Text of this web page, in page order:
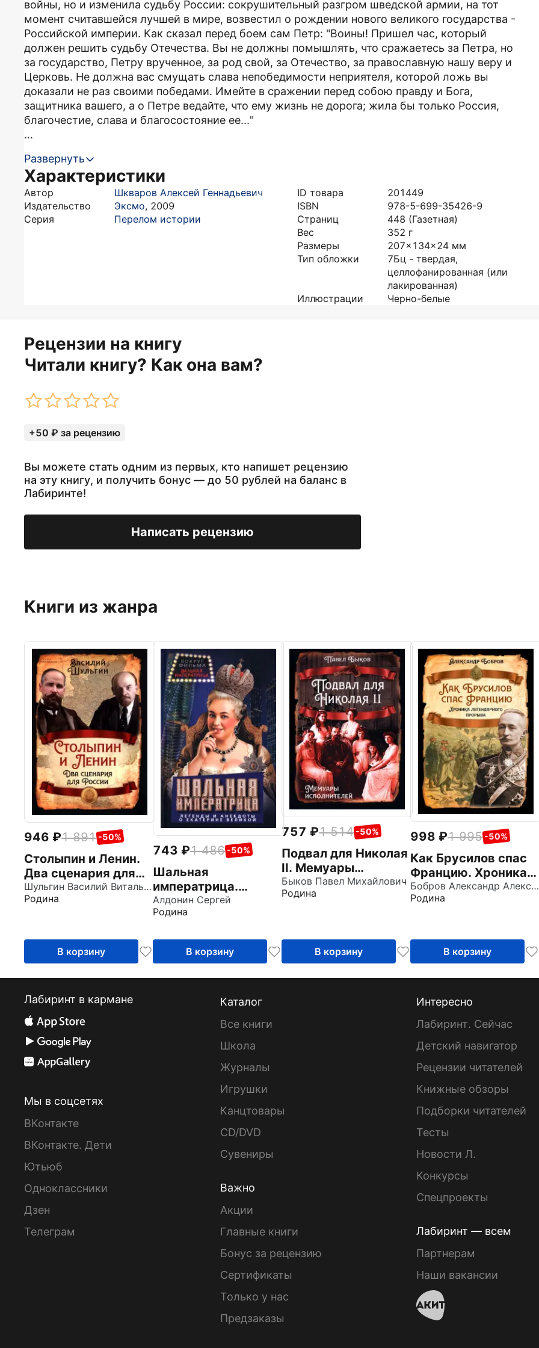
войны, но и изменила судьбу России: сокрушительный разгром шведской армии, на тот
момент считавшейся лучшей в мире, возвестил о рождении нового великого государства -
Российской империи. Как сказал перед боем сам Петр: "Воины! Пришел час, который
должен решить судьбу Отечества. Вы не должны помышлять, что сражаетесь за Петра, но
за государство, Петру врученное, за род свой, за Отечество, за православную нашу веру и
Церковь. Не должна вас смущать слава непобедимости неприятеля, которой ложь вы
доказали не раз своими победами. Имейте в сражении перед собою правду и Бога,
защитника вашего, а о Петре ведайте, что ему жизнь не дорога; жила бы только Россия,
благочестие, слава и благосостояние ее..."
...
Развернуть
Характеристики
Автор
Шкваров Алексей Геннадьевич
Издательство
Эксмо, 2009
Серия
Перелом истории
ID товара
201449
ISBN
978-5-699-35426-9
Страниц
448 (Газетная)
Вес
352 г
Размеры
207x134x24 мм
Тип обложки
7Бц - твердая,
целлофанированная (или
лакированная)
Иллюстрации
Черно-белые
Рецензии на книгу
Читали книгу? Как она вам?
+50 ₽ за рецензию
Вы можете стать одним из первых, кто напишет рецензию
на эту книгу, и получить бонус — до 50 рублей на баланс в
Лабиринте!
Написать рецензию
Книги из жанра
946 1 891 -50%
Столыпин и Ленин.
Два сценария для
России
Шульгин Василий Витальевич
Родина
В корзину
743 1 486 -50%
Шальная
императрица.
Легенды и анекдоты
о Екатерине Великой
Алдонин Сергей
Родина
В корзину
757 1 514 -50%
Подвал для Николая
II. Мемуары
исполнителей
Быков Павел Михайлович
Родина
В корзину
998 1 995 -50%
Как Брусилов спас
Францию. Хроника
легендарного
прорыва
Бобров Александр Александрович
Родина
В корзину
Лабиринт в кармане
Мы в соцсетях
ВКонтакте
ВКонтакте. Дети
Ютьюб
Одноклассники
Дзен
Телеграм
Каталог
Все книги
Школа
Журналы
Игрушки
Канцтовары
CD/DVD
Сувениры
Важно
Акции
Главные книги
Бонус за рецензию
Сертификаты
Только у нас
Предзаказы
Интересно
Лабиринт. Сейчас
Детский навигатор
Рецензии читателей
Книжные обзоры
Подборки читателей
Тесты
Новости Л.
Конкурсы
Спецпроекты
Лабиринт — всем
Партнерам
Наши вакансии